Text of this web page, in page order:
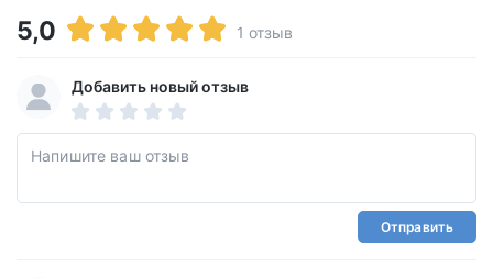
5,0 1 отзыв
Добавить новый отзыв
Отправить